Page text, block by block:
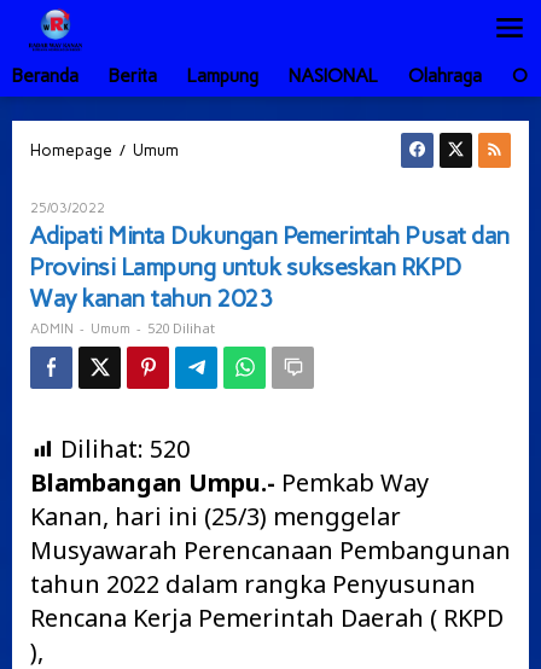
Lewati
konten
Beranda
Berita Lampung NASIONAL Olahraga
Homepage / Umum
Pusat
dan
Provinsi
Lampung
untuk
sukseskan
RKPD
tahun
2023
25/03/2022
ADMIN
Adipati Minta Dukungan Pemerintah Pusat dan
Provinsi Lampung untuk sukseskan RKPD
Way kanan tahun 2023
ADMIN - Umum - 520 Dilihat
Dilihat: 520
Blambangan Umpu.- Pemkab Way
Kanan, hari ini (25/3) menggelar
Musyawarah Perencanaan Pembangunan
tahun 2022 dalam rangka Penyusunan
Rencana Kerja Pemerintah Daerah ( RKPD
),